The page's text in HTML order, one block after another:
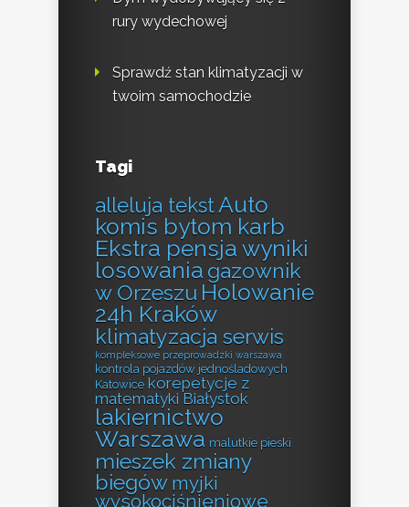
rury wydechowej
Sprawdź stan klimatyzacji w
twoim samochodzie
Tagi
alleluja tekstAuto
komis bytom karb
Ekstra pensja wyniki
losowania gazownik
w Orzeszu Holowanie
24h Kraków
klimatyzacja serwis
kompleksowe przeprowadzki warszawa
kontrola pojazdów jednośladowych
Katowice korepetycje z
matematyki Białystok
lakiernictwo
Warszawa malutkie pieski
mieszek zmiany
biegów myjki
wysokociśnieniowe